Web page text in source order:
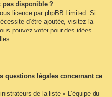
pas disponible ?
licence par phpBB Limited. Si
d’être ajoutée, visitez la
pouvez voter pour des idées
questions légales concernant ce
de la liste « L’équipe du